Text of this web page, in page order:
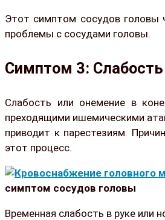
Этот симптом сосудов головы
проблемы с сосудами головы.
Симптом 3: Слабость
Слабость или онемение в
преходящими ишемическими
приводит к парестезиям.
этот процесс.
симптом сосудов головы
Временная слабость в руке или